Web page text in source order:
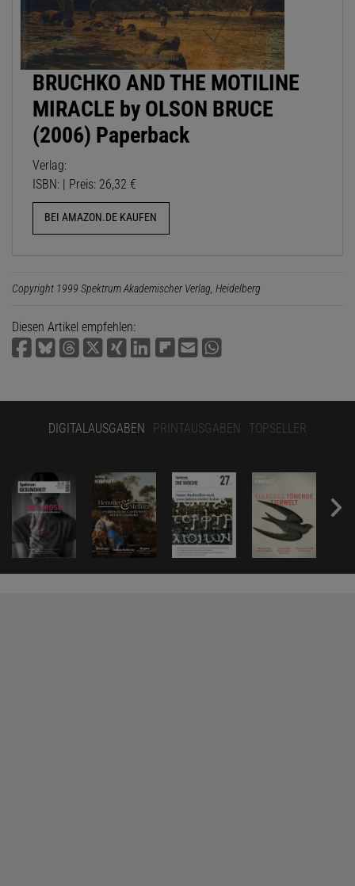
BRUCHKO AND THE MOTILINE
MIRACLE by OLSON BRUCE
(2006) Paperback
Verlag:
ISBN: | Preis: 26,32 €
BEI AMAZON.DE KAUFEN
Copyright 1999 Spektrum Akademischer Verlag, Heidelberg
Diesen Artikel empfehlen:
DIGITALAUSGABEN PRINTAUSGABEN TOPSELLER